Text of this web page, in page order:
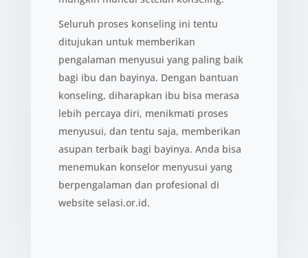
Seluruh proses konseling ini tentu
ditujukan untuk memberikan
pengalaman menyusui yang paling baik
bagi ibu dan bayinya. Dengan bantuan
konseling, diharapkan ibu bisa merasa
lebih percaya diri, menikmati proses
menyusui, dan tentu saja, memberikan
asupan terbaik bagi bayinya. Anda bisa
menemukan konselor menyusui yang
berpengalaman dan profesional di
website selasi.or.id.